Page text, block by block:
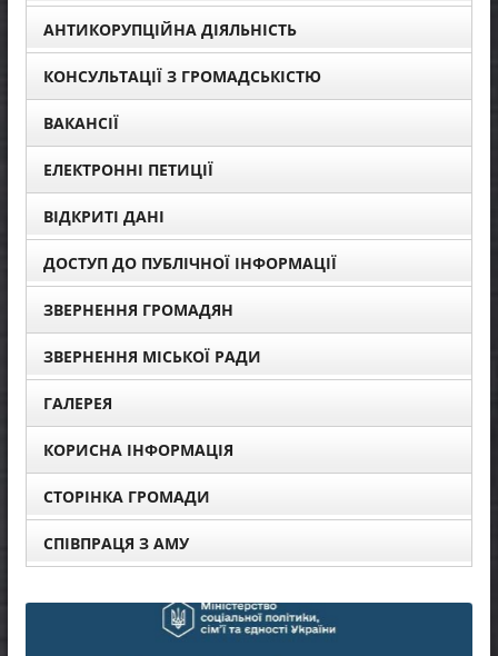
АНТИКОРУПЦІЙНА ДІЯЛЬНІСТЬ
КОНСУЛЬТАЦІЇ З ГРОМАДСЬКІСТЮ
ВАКАНСІЇ
ЕЛЕКТРОННІ ПЕТИЦІЇ
ВІДКРИТІ ДАНІ
ДОСТУП ДО ПУБЛІЧНОЇ ІНФОРМАЦІЇ
ЗВЕРНЕННЯ ГРОМАДЯН
ЗВЕРНЕННЯ МІСЬКОЇ РАДИ
ГАЛЕРЕЯ
КОРИСНА ІНФОРМАЦІЯ
СТОРІНКА ГРОМАДИ
СПІВПРАЦЯ З АМУ